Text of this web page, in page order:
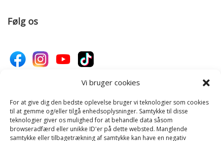
Vi bruger cookies
For at give dig den bedste oplevelse bruger vi teknologier som cookies
til at gemme og/eller tilgå enhedsoplysninger. Samtykke til disse
teknologier giver os mulighed for at behandle data såsom
browseradfærd eller unikke ID'er på dette websted. Manglende
samtykke eller tilbagetrækning af samtykke kan have en negativ
Følg os
Donér til Inges Kattehjem